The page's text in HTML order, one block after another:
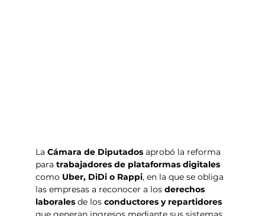
La Cámara de Diputados aprobó la reforma
para trabajadores de plataformas digitales
como Uber, DiDi o Rappi, en la que se obliga
las empresas a reconocer a los derechos
laborales de los conductores y repartidores